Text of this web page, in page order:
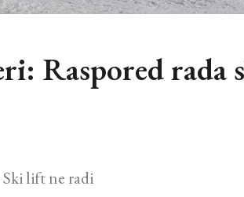
Raspored rada
Ski lift ne radi